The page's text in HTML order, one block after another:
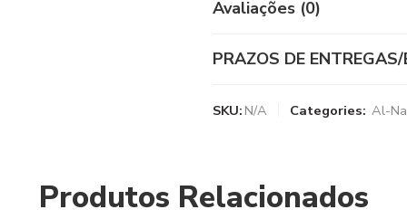
Avaliações (0)
PRAZOS DE
SKU: N/A Categories: Al-
Produtos Relacionados